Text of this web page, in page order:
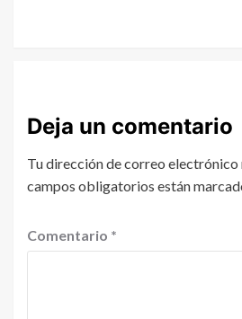
Deja un comentario
Tu dirección de correo electrónico
campos obligatorios están
Comentario *